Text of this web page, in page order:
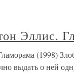
Эллис.
(1998)
выдать о ней